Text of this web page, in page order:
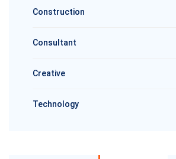
Construction
Consultant
Creative
Technology